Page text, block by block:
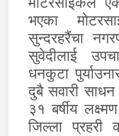
भएका
सुन्दरहरैंचा
सुवेदीलाई
धनकुटा
दुबै सवारी
३१ बर्षीय
जिल्ला प्रहरी